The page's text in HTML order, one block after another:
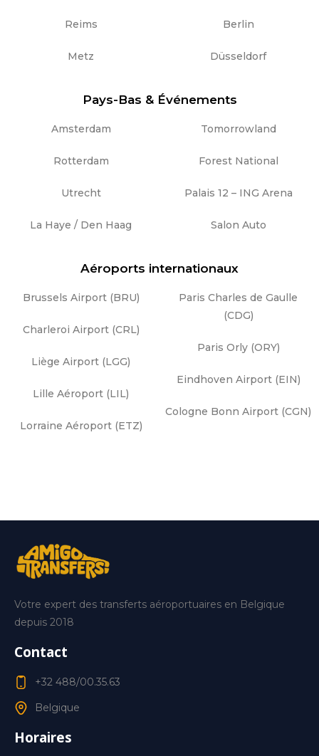
Reims
Metz
Berlin
Düsseldorf
Pays-Bas & Événements
Amsterdam
Rotterdam
Utrecht
La Haye / Den Haag
Tomorrowland
Forest National
Palais 12 – ING Arena
Salon Auto
Aéroports internationaux
Brussels Airport (BRU)
Charleroi Airport (CRL)
Liège Airport (LGG)
Lille Aéroport (LIL)
Lorraine Aéroport (ETZ)
Paris Charles de Gaulle
(CDG)
Paris Orly (ORY)
Eindhoven Airport (EIN)
Cologne Bonn Airport (CGN)
Votre expert des transferts aéroportuaires en Belgique
depuis 2018
Contact
+32 488/00.35.63
Belgique
Horaires